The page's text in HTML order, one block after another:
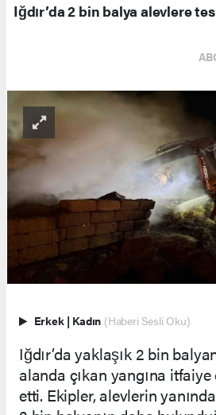
Iğdır’da 2 bin balya alevlere
Erkek | Kadın (Haberi Sesli Oku)
Iğdır’da yaklaşık 2 bin
alanda çıkan yangına
etti. Ekipler, alevlerin